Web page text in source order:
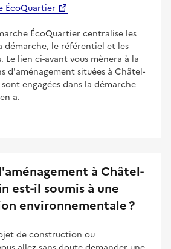
ÉcoQuartier
ÉcoQuartier centralise les
démarche, le référentiel et les
Le lien ci-avant vous mènera à la
d'aménagement situées à Châtel-
engagées dans la démarche
a.
à Châtel-
est-il soumis à une
environnementale ?
de construction ou